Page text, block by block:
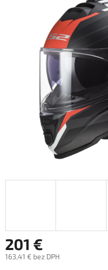
hviezdičiek.
201 €
163,41 € bez DPH